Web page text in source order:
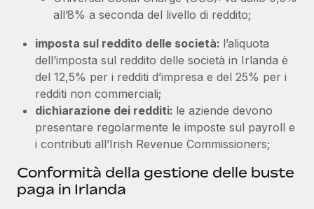
all’8% a seconda del livello di reddito;
imposta sul reddito delle società: l’aliquota
dell’imposta sul reddito delle società in Irlanda è
del 12,5% per i redditi d’impresa e del 25% per i
redditi non commerciali;
dichiarazione dei redditi: le aziende devono
presentare regolarmente le imposte sul payroll e
i contributi all’Irish Revenue Commissioners;
Conformità della gestione delle buste
paga in Irlanda